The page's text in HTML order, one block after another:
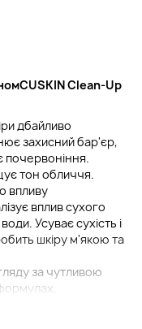
CUSKIN Clean-Up
дбайливо
захисний бар'єр,
почервоніння.
тон обличчя.
впливу
вплив сухого
Усуває сухість і
шкіру м'якою та
за чутливою
У самій назві
– вітаміни С та